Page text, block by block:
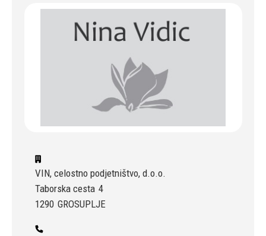
VIN, celostno podjetništvo, d.o.o.
Taborska cesta 4
1290 GROSUPLJE